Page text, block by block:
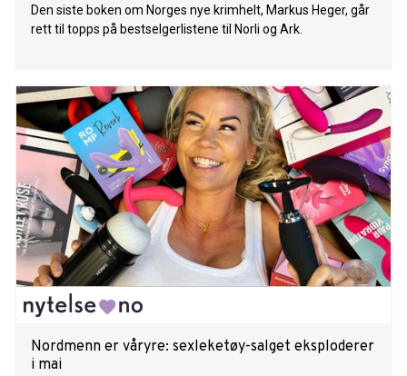
Den siste boken om Norges nye krimhelt, Markus Heger, går
rett til topps på bestselgerlistene til Norli og Ark.
Nordmenn er våryre: sexleketøy-salget eksploderer
i mai